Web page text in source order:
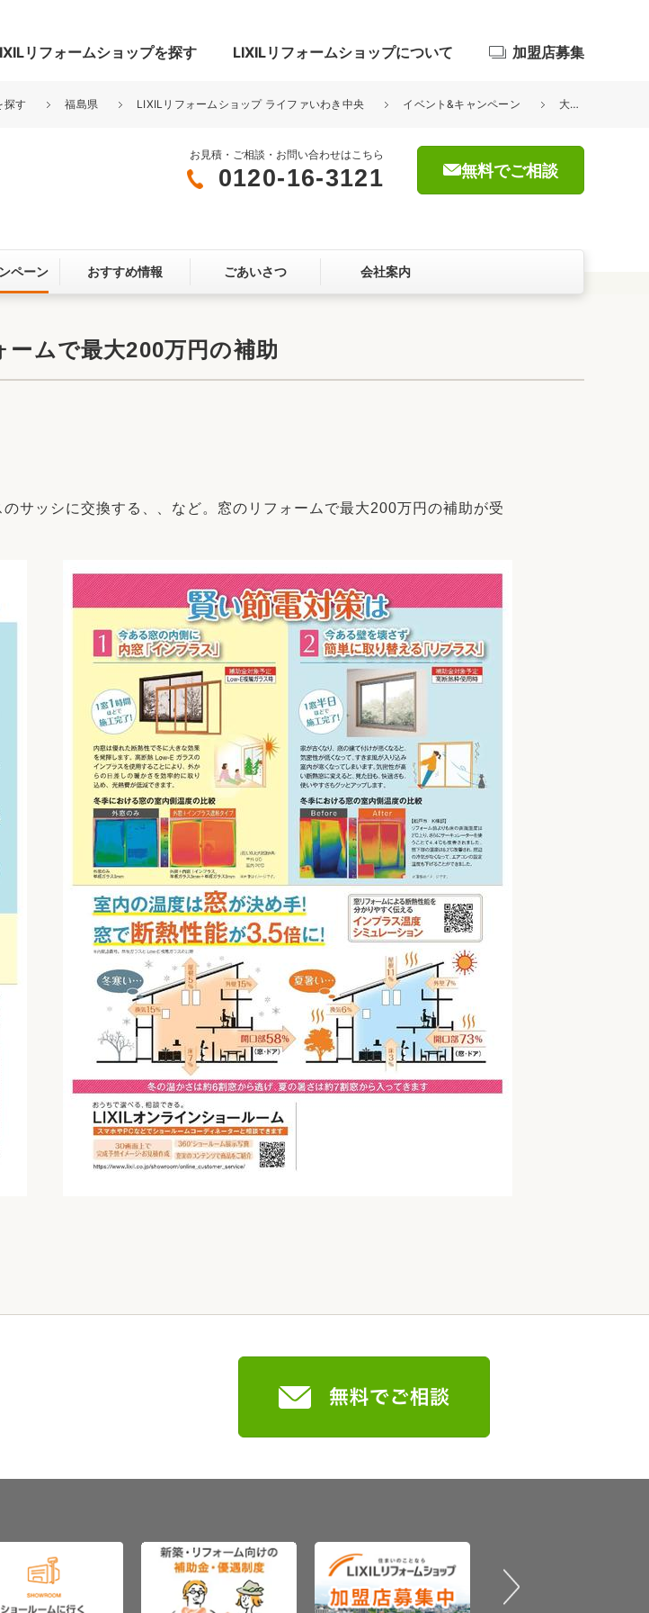
まわり 門まわり 屋根・外壁
スペース
リフォームショップを探す LIXILリフォームショップについて
ケート
ここちいい暮らしをつくる、価値・性能向上
ス
加盟店募集
探す 福島県 LIXILリフォームショップ ライファいわき中央 イベント&キャンペーン 大型補助金制度がスタート！断熱性能の窓リフォームで最大200万円の補助
お見積・ご相談・お問い合わせはこちら
0120-16-3121 無料でご相談
ペーン おすすめ情報 ごあいさつ 会社案内
ムで最大200万円の補助
サッシに交換する、、など。窓のリフォームで最大200万円の補助が受